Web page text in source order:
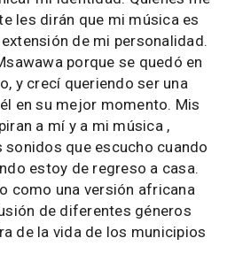
les dirán que mi música es
de mi personalidad.
porque se quedó en
y crecí queriendo ser una
en su mejor momento. Mis
a mí y a mi música ,
que escucho cuando
estoy de regreso a casa.
como una versión africana
de diferentes géneros
de la vida de los municipios